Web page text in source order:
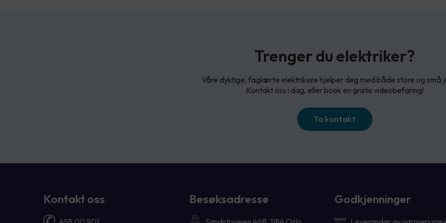
Trenger du elektriker?
Våre dyktige, faglærte elektrikere hjelper deg med både store og små
Kontakt oss i dag, eller book en gratis videobefaring!
Ta kontakt
Kontakt oss Besøksadresse Godkjenninger